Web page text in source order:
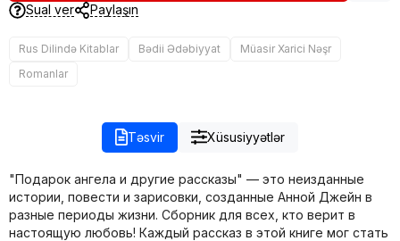
Sual ver Paylaşın
Rus Dilində Kitablar Bədii Ədəbiyyat
Müasir Xarici Nəşr
Romanlar
Təsvir Xüsusiyyətlər
"Подарок ангела и другие рассказы" — это неизданные
истории, повести и зарисовки, созданные Анной Джейн в
разные периоды жизни. Сборник для всех, кто верит в
настоящую любовь! Каждый рассказ в этой книге мог стать